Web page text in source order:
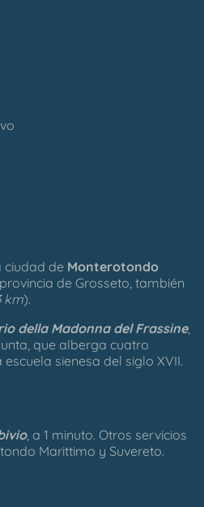
ciudad de Monterotondo
de Grosseto, también
km).
della Madonna del Frassine,
que alberga cuatro
sienesa del siglo XVII.
, a 1 minuto. Otros servicios
Marittimo y Suvereto.